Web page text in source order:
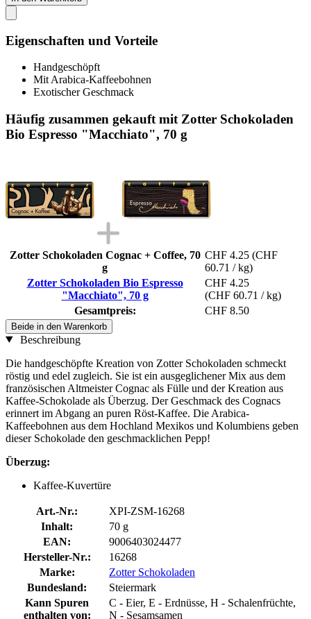
Eigenschaften und Vorteile
Handgeschöpft
Mit Arabica-Kaffeebohnen
Exotischer Geschmack
Häufig zusammen gekauft mit Zotter Schokoladen
Bio Espresso "Macchiato", 70 g
Zotter Schokoladen Cognac + Coffee, 70
g
CHF 4.25 (CHF
60.71 / kg)
Zotter Schokoladen Bio Espresso
"Macchiato", 70 g
CHF 4.25
(CHF 60.71 / kg)
Gesamtpreis:
CHF 8.50
Beide in den Warenkorb
Beschreibung
Die handgeschöpfte Kreation von Zotter Schokoladen schmeckt
röstig und edel zugleich. Sie ist ein ausgeglichener Mix aus dem
französischen Altmeister Cognac als Fülle und der Kreation aus
Kaffee-Schokolade als Überzug. Der Geschmack des Cognacs
erinnert im Abgang an puren Röst-Kaffee. Die Arabica-
Kaffeebohnen aus dem Hochland Mexikos und Kolumbiens geben
dieser Schokolade den geschmacklichen Pepp!
Überzug:
Kaffee-Kuvertüre
Art.-Nr.:
XPI-ZSM-16268
Inhalt:
70 g
EAN:
9006403024477
Hersteller-Nr.:
16268
Marke:
Zotter Schokoladen
Bundesland:
Steiermark
Kann Spuren
enthalten von:
C - Eier, E - Erdnüsse, H - Schalenfrüchte,
N - Sesamsamen